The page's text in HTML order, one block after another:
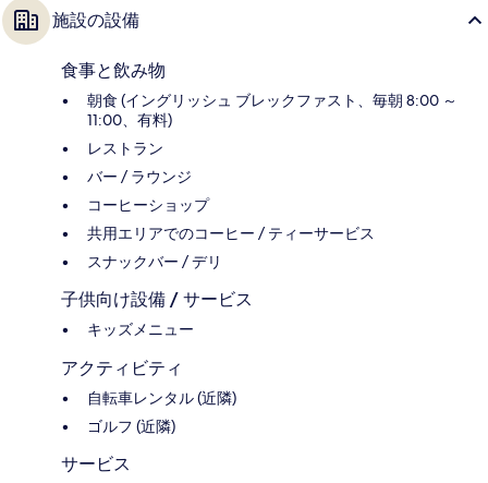
施設の設備
食事と飲み物
朝食 (イングリッシュ ブレックファスト、毎朝 8:00 ～
11:00、有料)
レストラン
バー / ラウンジ
コーヒーショップ
共用エリアでのコーヒー / ティーサービス
スナックバー / デリ
子供向け設備 / サービス
キッズメニュー
アクティビティ
自転車レンタル (近隣)
ゴルフ (近隣)
サービス